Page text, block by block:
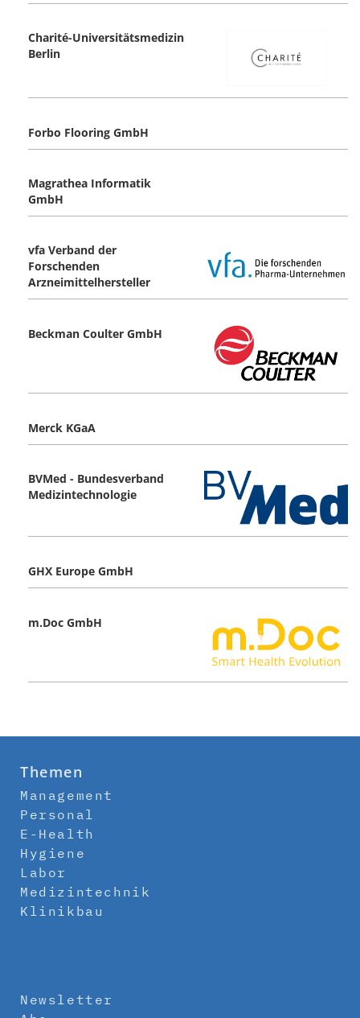
Charité-Universitätsmedizin
Berlin
Forbo Flooring GmbH
Magrathea Informatik
GmbH
vfa Verband der
Forschenden
Arzneimittelhersteller
Beckman Coulter GmbH
Merck KGaA
BVMed - Bundesverband
Medizintechnologie
GHX Europe GmbH
m.Doc GmbH
Themen
Management
Personal
E-Health
Hygiene
Labor
Medizintechnik
Klinikbau
Newsletter